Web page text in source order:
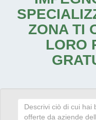
ZONA TI
LORO